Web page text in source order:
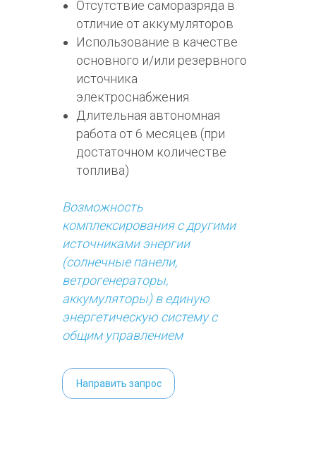
Отсутствие саморазряда в
отличие от аккумуляторов
Использование в качестве
основного и/или резервного
источника
электроснабжения
Длительная автономная
работа от 6 месяцев (при
достаточном количестве
топлива)
Возможность
комплексирования с другими
источниками энергии
(солнечные панели,
ветрогенераторы,
аккумуляторы) в единую
энергетическую систему с
общим управлением
Направить запрос